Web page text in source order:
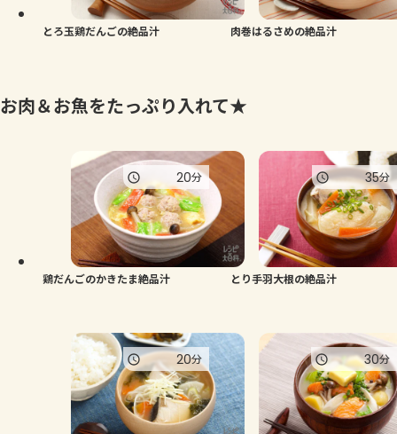
とろ玉鶏だんごの絶品汁 肉巻はるさめの絶品汁
お肉＆お魚をたっぷり入れて★
鶏だんごのかきたま絶品汁
20分
とり手羽大根の絶品汁
35分
20分 30分